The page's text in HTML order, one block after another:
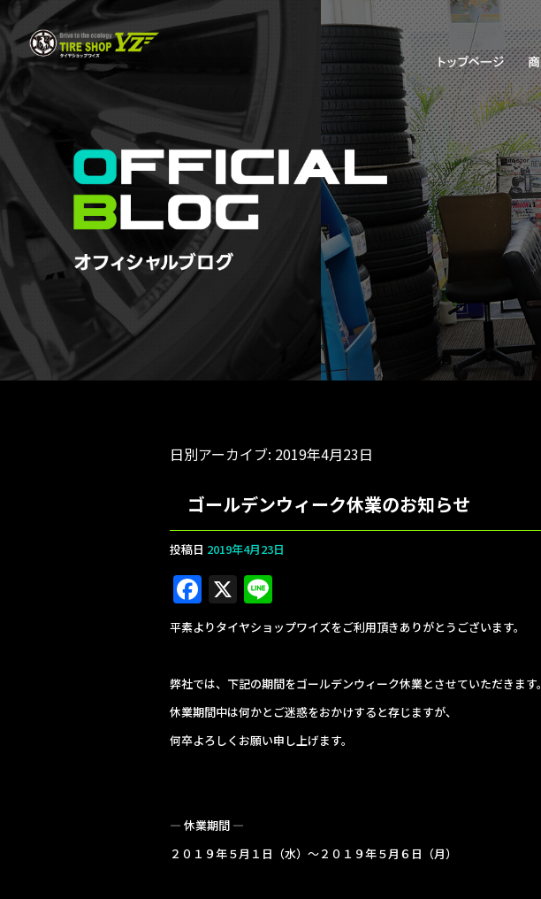
日別アーカイブ: 2019年4月23日
ゴールデンウィーク休業のお知らせ
投稿日 2019年4月23日
F
a
c
e
b
o
o
X
n
e
平素よりタイヤショップワイズをご利用頂きありがとうございます。
弊社では、下記の期間をゴールデンウィーク休業とさせていただきます。
休業期間中は何かとご迷惑をおかけすると存じますが、
何卒よろしくお願い申し上げます。
— 休業期間 —
２０１９年５月１日（水）～２０１９年５月６日（月）